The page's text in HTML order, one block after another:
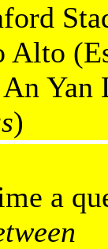
Alto
An Yan
)
a